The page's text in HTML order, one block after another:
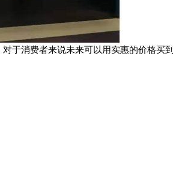
消费者来说未来可以用实惠的价格买到